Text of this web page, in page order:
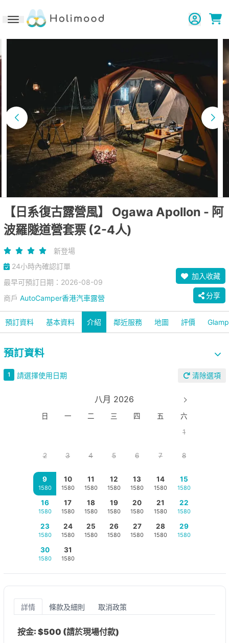
Toggle navigation
【日系復古露營風】 Ogawa Apollon - 阿
波羅隧道營套票 (2-4人)
新登場
24小時內確認訂單
最早可預訂日期：2026-08-09
商戶 AutoCamper香港汽車露營
加入收藏
分享
預訂資料 基本資料 介紹 鄰近服務 地圖 評價
預訂資料
1 請選擇使用日期 清除選項
八月 2026
日 一 二 三 四 五
六
1
2 3 4 5 6 7 8
9
1580
10
1580
11
1580
12
1580
13
1580
14
1580
15
1580
16
1580
17
1580
18
1580
19
1580
20
1580
21
1580
22
1580
23
1580
24
1580
25
1580
26
1580
27
1580
28
1580
29
1580
30
1580
31
1580
詳情 條款及細則 取消政策
按金: $500 (請於現場付款)